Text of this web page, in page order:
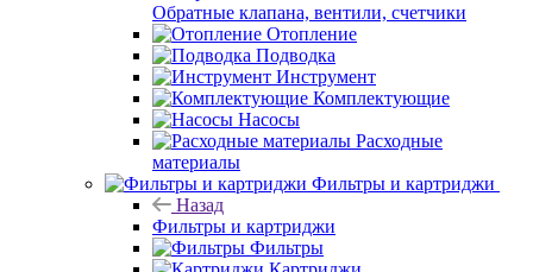
Обратные клапана, вентили, счетчики
Отопление
Подводка
Инструмент
Комплектующие
Насосы
Расходные
материалы
Фильтры и картриджи
Назад
Фильтры и картриджи
Фильтры